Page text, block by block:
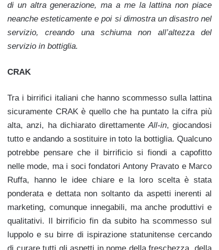
di un altra generazione, ma a me la lattina non piace
neanche esteticamente e poi si dimostra un disastro nel
servizio, creando una schiuma non all’altezza del
servizio in bottiglia.
CRAK
Tra i birrifici italiani che hanno scommesso sulla lattina
sicuramente CRAK è quello che ha puntato la cifra più
alta, anzi, ha dichiarato direttamente All-in, giocandosi
tutto e andando a sostituire in toto la bottiglia. Qualcuno
potrebbe pensare che il birrificio si fiondi a capofitto
nelle mode, ma i soci fondatori Antony Pravato e Marco
Ruffa, hanno le idee chiare e la loro scelta è stata
ponderata e dettata non soltanto da aspetti inerenti al
marketing, comunque innegabili, ma anche produttivi e
qualitativi. Il birrificio fin da subito ha scommesso sul
luppolo e su birre di ispirazione statunitense cercando